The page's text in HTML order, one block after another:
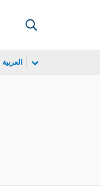
العربية